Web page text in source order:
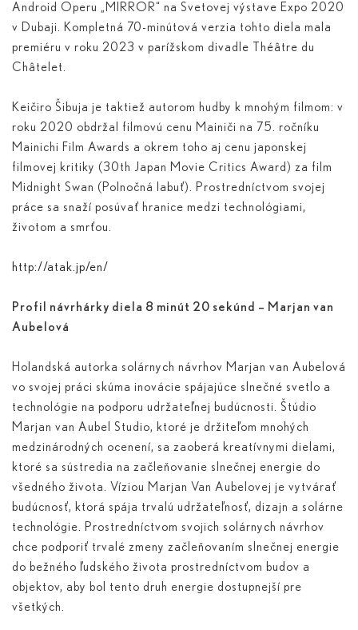
Android Operu „MIRROR“ na Svetovej výstave Expo 2020
v Dubaji. Kompletná 70-minútová verzia tohto diela mala
premiéru v roku 2023 v parížskom divadle Théâtre du
Châtelet.
Keičiro Šibuja je taktiež autorom hudby k mnohým filmom: v
roku 2020 obdržal filmovú cenu Mainiči na 75. ročníku
Mainichi Film Awards a okrem toho aj cenu japonskej
filmovej kritiky (30th Japan Movie Critics Award) za film
Midnight Swan (Polnočná labuť). Prostredníctvom svojej
práce sa snaží posúvať hranice medzi technológiami,
životom a smrťou.
http://atak.jp/en/
Profil návrhárky diela 8 minút 20 sekúnd – Marjan van
Aubelová
Holandská autorka solárnych návrhov Marjan van Aubelová
vo svojej práci skúma inovácie spájajúce slnečné svetlo a
technológie na podporu udržateľnej budúcnosti. Štúdio
Marjan van Aubel Studio, ktoré je držiteľom mnohých
medzinárodných ocenení, sa zaoberá kreatívnymi dielami,
ktoré sa sústredia na začleňovanie slnečnej energie do
všedného života. Víziou Marjan Van Aubelovej je vytvárať
budúcnosť, ktorá spája trvalú udržateľnosť, dizajn a solárne
technológie. Prostredníctvom svojich solárnych návrhov
chce podporiť trvalé zmeny začleňovaním slnečnej energie
do bežného ľudského života prostredníctvom budov a
objektov, aby bol tento druh energie dostupnejší pre
všetkých.